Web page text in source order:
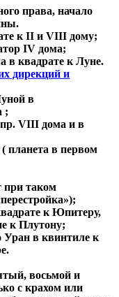
права, начало
к II и VIII дому;
IV дома;
в квадрате к Луне.
дирекций и
в
;
VIII дома и в
планета в первом
при таком
к Юпитеру,
к Плутону;
Уран в квинтиле к
восьмой и
с крахом или